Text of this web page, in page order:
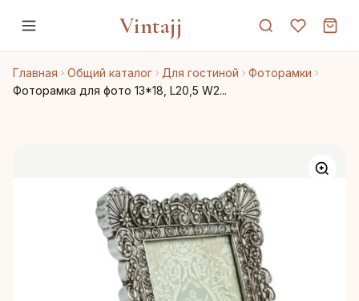
Vintajj
Главная Общий каталог Для гостиной
Фоторамки
Фоторамка для фото 13*18, L20,5 W2...